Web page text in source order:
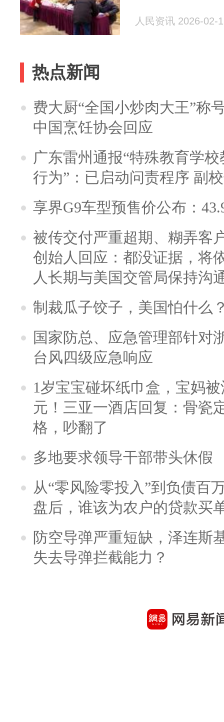
人民资讯 2026-02-
热点新闻
费大厨“全国小炒肉大王”称
中国烹饪协会回应
广东雷州通报“特殊教育学
行为”：已启动问责程序 副
享界G9车型预售价公布：
被传交付严重超期、糊弄客
创始人回应：都没证据，将
人长期与美国交管局保持沟
制裁瓜子饺子，美国怕什么
国家防总、应急管理部针对
台风四级应急响应
1岁宝宝碰坏纸巾盒，宝妈
元！三亚一酒店回复：骨瓷
格，吵翻了
多地要求领导干部带头休假
从“零风险零投入”到负债百
盘后，谁该为农户的贷款买
防空导弹严重短缺，泽连斯
失去导弹拦截能力？